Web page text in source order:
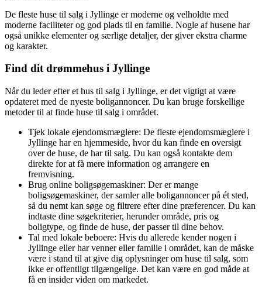
De fleste huse til salg i Jyllinge er moderne og velholdte med
moderne faciliteter og god plads til en familie. Nogle af husene har
også unikke elementer og særlige detaljer, der giver ekstra charme
og karakter.
Find dit drømmehus i Jyllinge
Når du leder efter et hus til salg i Jyllinge, er det vigtigt at være
opdateret med de nyeste boligannoncer. Du kan bruge forskellige
metoder til at finde huse til salg i området.
Tjek lokale ejendomsmæglere: De fleste ejendomsmæglere i
Jyllinge har en hjemmeside, hvor du kan finde en oversigt
over de huse, de har til salg. Du kan også kontakte dem
direkte for at få mere information og arrangere en
fremvisning.
Brug online boligsøgemaskiner: Der er mange
boligsøgemaskiner, der samler alle boligannoncer på ét sted,
så du nemt kan søge og filtrere efter dine præferencer. Du kan
indtaste dine søgekriterier, herunder område, pris og
boligtype, og finde de huse, der passer til dine behov.
Tal med lokale beboere: Hvis du allerede kender nogen i
Jyllinge eller har venner eller familie i området, kan de måske
være i stand til at give dig oplysninger om huse til salg, som
ikke er offentligt tilgængelige. Det kan være en god måde at
få en insider viden om markedet.